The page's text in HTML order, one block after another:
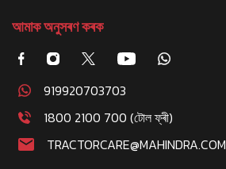
আমাক অনুসৰণ কৰক
919920703703
1800 2100 700 (টোল ফ্ৰী)
TRACTORCARE@MAHINDRA.COM